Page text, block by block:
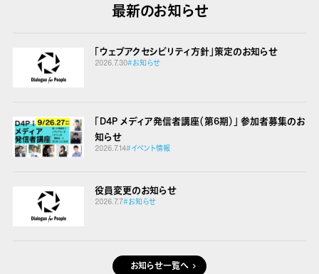
最新のお知らせ
「ウェブアクセシビリティ方針」策定のお知らせ
2026.7.30#お知らせ
「D4P メディア発信者講座（第6期）」 参加者募集のお
知らせ
2026.7.14#イベント情報
役員変更のお知らせ
2026.7.7#お知らせ
お知らせ一覧へ